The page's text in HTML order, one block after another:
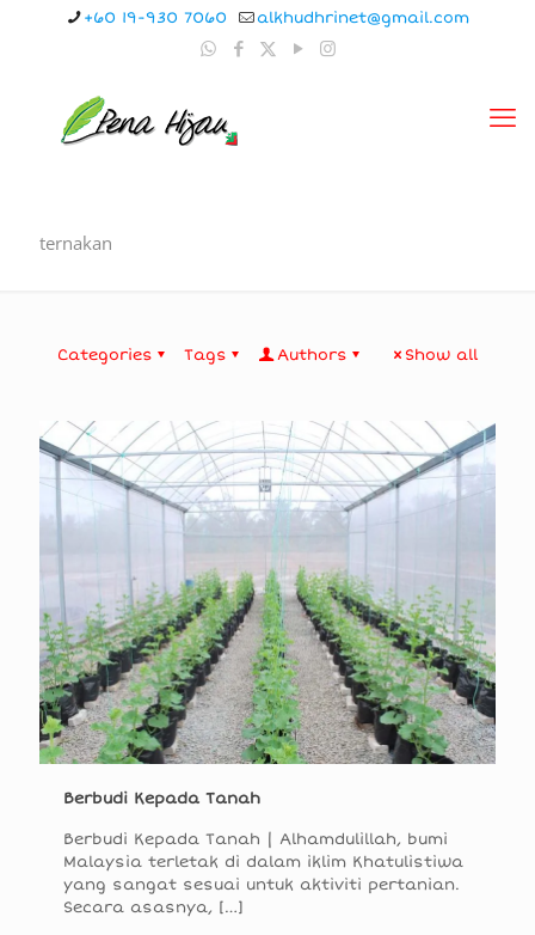
+60 19-930 7060 alkhudhrinet@gmail.com
ternakan
Categories Tags Authors Show all
Berbudi Kepada Tanah
Berbudi Kepada Tanah | Alhamdulillah, bumi
Malaysia terletak di dalam iklim Khatulistiwa
yang sangat sesuai untuk aktiviti pertanian.
Secara asasnya, […]